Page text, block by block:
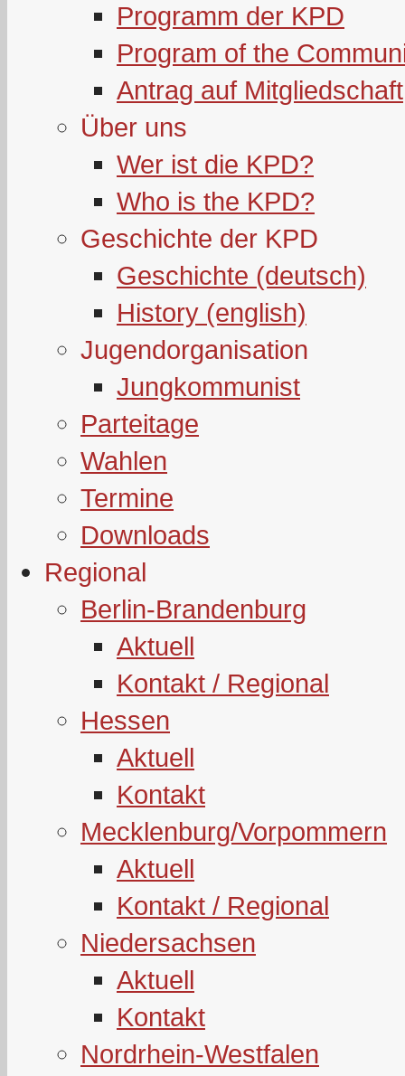
Programm der KPD
Program of the
Antrag auf Mitgliedschaft
Über uns
Wer ist die KPD?
Who is the KPD?
Geschichte der KPD
Geschichte (deutsch)
History (english)
Jugendorganisation
Jungkommunist
Parteitage
Wahlen
Termine
Downloads
Regional
Berlin-Brandenburg
Aktuell
Kontakt / Regional
Hessen
Aktuell
Kontakt
Mecklenburg/Vorpommern
Aktuell
Kontakt / Regional
Niedersachsen
Aktuell
Kontakt
Nordrhein-Westfalen